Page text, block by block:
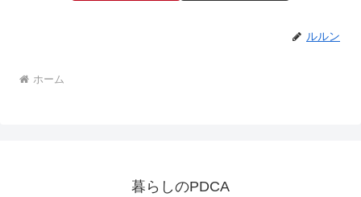
ルルン
ホーム
暮らしのPDCA